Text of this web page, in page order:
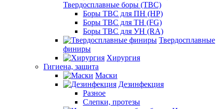
Твердосплавные боры (ТВС)
Боры ТВС для ПН (HP)
Боры ТВС для ТН (FG)
Боры ТВС для УН (RA)
Твердосплавные
финиры
Хирургия
Гигиена, защита
Маски
Дезинфекция
Разное
Слепки, протезы